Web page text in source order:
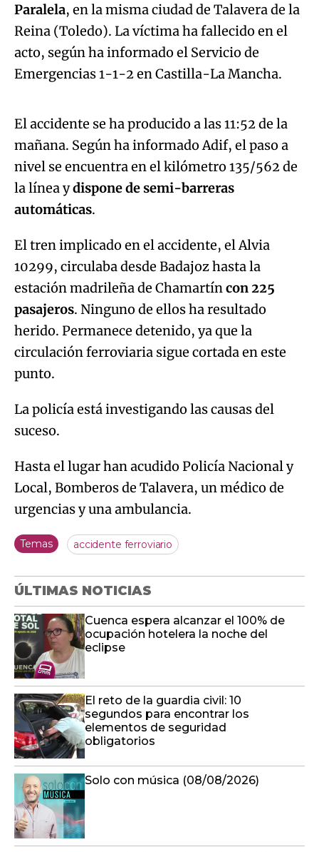
Paralela, en la misma ciudad de Talavera de la
Reina (Toledo). La víctima ha fallecido en el
acto, según ha informado el Servicio de
Emergencias 1-1-2 en Castilla-La Mancha.
Algo salió mal.
Try again
El accidente se ha producido a las 11:52 de la
mañana. Según ha informado Adif, el paso a
nivel se encuentra en el kilómetro 135/562 de
la línea ydispone de semi-barreras
automáticas.
El tren implicado en el accidente, el Alvia
10299, circulaba desde Badajoz hasta la
estación madrileña de Chamartíncon 225
pasajeros. Ninguno de ellos ha resultado
herido. Permanece detenido, ya que la
circulación ferroviaria sigue cortada en este
punto.
La policía está investigando las causas del
suceso.
Hasta el lugar han acudido Policía Nacional y
Local, Bomberos de Talavera, un médico de
urgencias y una ambulancia.
Temas accidente ferroviario
ÚLTIMAS NOTICIAS
Cuenca espera alcanzar el 100% de
ocupación hotelera la noche del
eclipse
El reto de la guardia civil: 10
segundos para encontrar los
elementos de seguridad
obligatorios
Solo con música (08/08/2026)